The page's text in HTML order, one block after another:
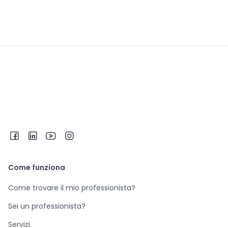
Come funziona
Come trovare il mio professionista?
Sei un professionista?
Servizi